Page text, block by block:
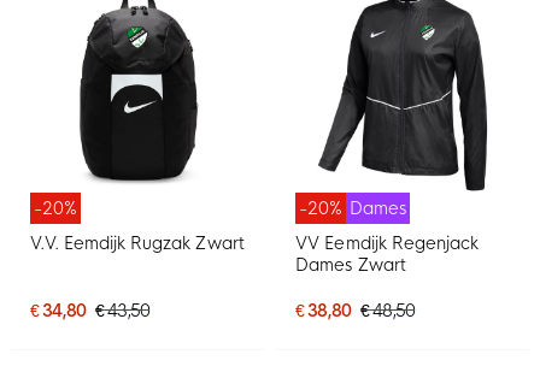
-20%
V.V. Eemdijk Rugzak Zwart
€ 34,80 € 43,50
-20% Dames
VV Eemdijk Regenjack
Dames Zwart
€ 38,80 € 48,50